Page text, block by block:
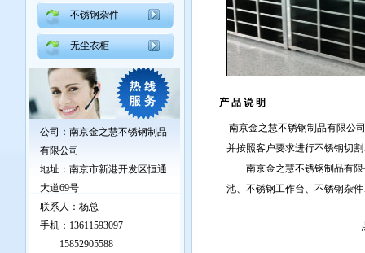
不锈钢杂件
无尘衣柜
公司：南京金之慧不锈钢制品
有限公司
地址： 南京市新港开发区恒通
大道69号
联系人：杨总
手机：13611593097
15852905588
产 品 说 明
南京金之慧不锈钢制品有限公
并按照客户要求进行不锈钢切
南京金之慧不锈钢制品有限
池、不锈钢工作台、不锈钢杂